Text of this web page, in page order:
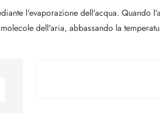
l'evaporazione dell'acqua.
dell'aria, abbassando la